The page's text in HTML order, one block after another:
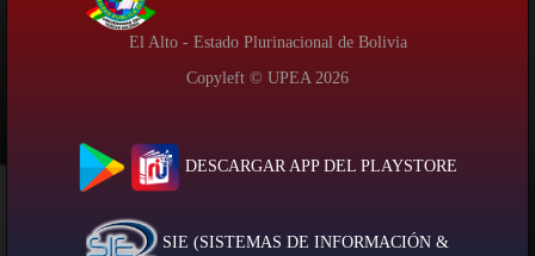
El Alto - Estado Plurinacional de Bolivia
Copyleft © UPEA 2026
DESCARGAR APP DEL PLAYSTORE
SIE (SISTEMAS DE INFORMACIÓN &